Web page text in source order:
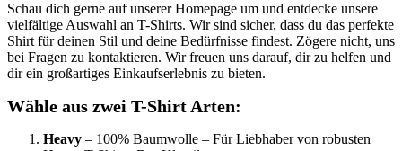
Schau dich gerne auf unserer Homepage um und entdecke unsere
vielfältige Auswahl an T-Shirts. Wir sind sicher, dass du das perfekte
Shirt für deinen Stil und deine Bedürfnisse findest. Zögere nicht, uns
bei Fragen zu kontaktieren. Wir freuen uns darauf, dir zu helfen und
dir ein großartiges Einkaufserlebnis zu bieten.
Wähle aus zwei T-Shirt Arten:
Heavy – 100% Baumwolle – Für Liebhaber von robusten